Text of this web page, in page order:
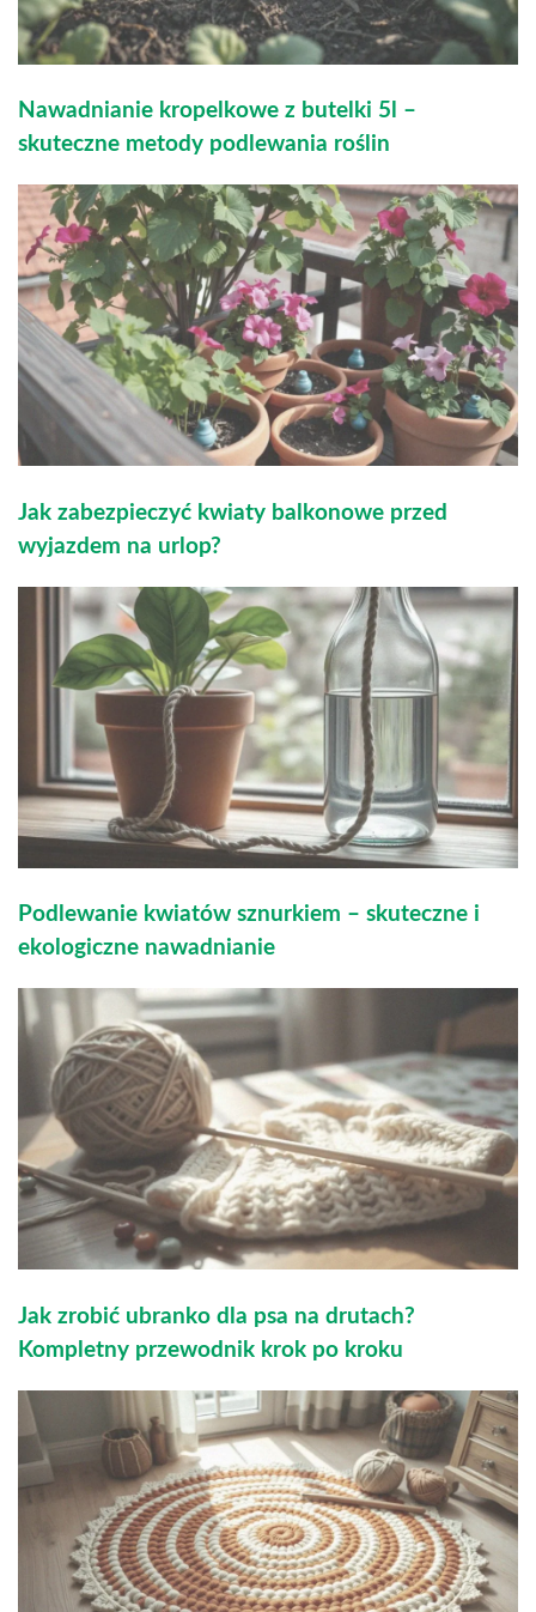
Nawadnianie kropelkowe z butelki 5l –
skuteczne metody podlewania roślin
Jak zabezpieczyć kwiaty balkonowe przed
wyjazdem na urlop?
Podlewanie kwiatów sznurkiem – skuteczne i
ekologiczne nawadnianie
Jak zrobić ubranko dla psa na drutach?
Kompletny przewodnik krok po kroku